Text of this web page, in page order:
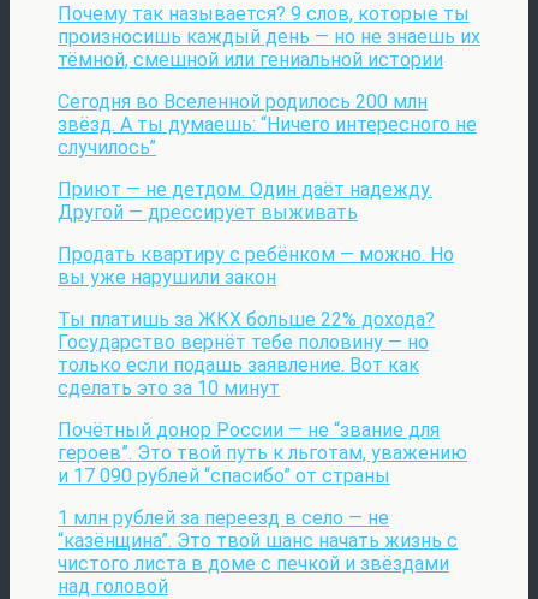
Почему так называется? 9 слов, которые ты
произносишь каждый день — но не знаешь их
тёмной, смешной или гениальной истории
Сегодня во Вселенной родилось 200 млн
звёзд. А ты думаешь: “Ничего интересного не
случилось”
Приют — не детдом. Один даёт надежду.
Другой — дрессирует выживать
Продать квартиру с ребёнком — можно. Но
вы уже нарушили закон
Ты платишь за ЖКХ больше 22% дохода?
Государство вернёт тебе половину — но
только если подашь заявление. Вот как
сделать это за 10 минут
Почётный донор России — не “звание для
героев”. Это твой путь к льготам, уважению
и 17 090 рублей “спасибо” от страны
1 млн рублей за переезд в село — не
“казёнщина”. Это твой шанс начать жизнь с
чистого листа в доме с печкой и звёздами
над головой